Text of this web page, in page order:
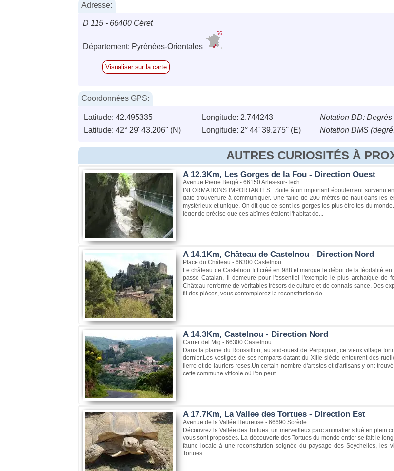
Adresse:
D 115 - 66400 Céret
Département: Pyrénées-Orientales
66
Visualiser sur la carte
Coordonnées GPS:
Latitude: 42.495335 Longitude: 2.744243
Notation DD:
Latitude: 42° 29' 43.206'' (N)
Longitude: 2° 44' 39.275'' (E) Notation DMS
AUTRES CURIOSITÉS À
A 12.3Km, Les Gorges de la Fou - Direction Ouest
Avenue Pierre Bergé - 66150 Arles-sur-Tech
INFORMATIONS IMPORTANTES : Suite à un important éboulement survenu
date d'ouverture à communiquer. Une faille de 200 mètres de haut dans les
mystérieux et unique. On dit que ce sont les gorges les plus étroites du
légende précise que ces abîmes étaient l'habitat de...
A 14.1Km, Château de Castelnou - Direction Nord
Place du Château - 66300 Castelnou
Le château de Castelnou fut créé en 988 et marque le début de la féodalité
passé Catalan, il demeure pour l'essentiel l'exemple le plus archaïque de
Château renferme de véritables trésors de culture et de connais-sance. Des
fil des pièces, vous contemplerez la reconstitution de...
A 14.3Km, Castelnou - Direction Nord
Carrer del Mig - 66300 Castelnou
Dans la plaine du Roussillon, au sud-ouest de Perpignan, ce vieux village
dernier.Les vestiges de ses remparts datant du XIIIe siècle entourent des
lierre et de lauriers-roses.Un certain nombre d'artistes et d'artisans y ont
cette commune viticole où l'on peut...
A 17.7Km, La Vallee des Tortues - Direction Est
Avenue de la Vallée Heureuse - 66690 Sorède
Découvrez la Vallée des Tortues, un merveilleux parc animalier situé en plein
vous sont proposées. La découverte des Tortues du monde entier se fait le
faune locale à une reconstitution soignée du paysage des Seychelles, les
Tortues.